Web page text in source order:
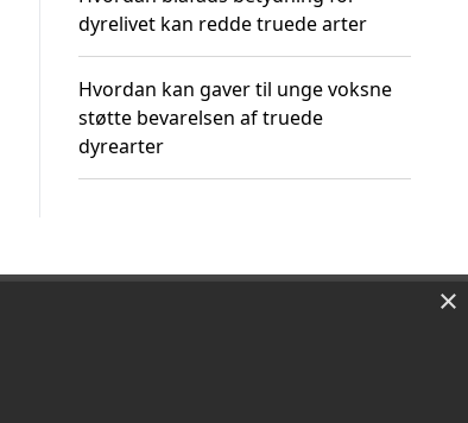
dyrelivet kan redde truede arter
Hvordan kan gaver til unge voksne
støtte bevarelsen af truede
dyrearter
×